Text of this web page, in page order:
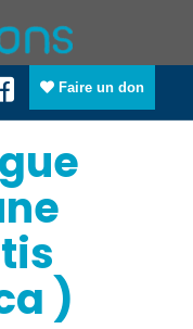
Faire un don
)